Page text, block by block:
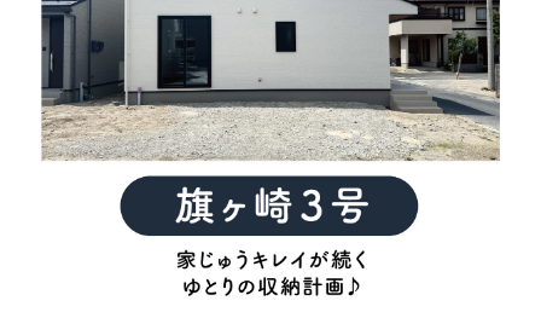
数回答可）
ネット検索
「検索」とお答えになった方はどんなキーワード
で検索されましたか?